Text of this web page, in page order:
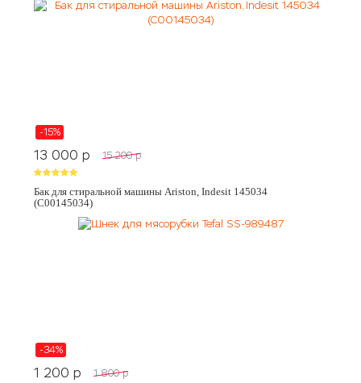
-15%
13 000 p 15 200 p
Бак для стиральной машины Ariston, Indesit 145034
(C00145034)
-34%
1 200 p 1 800 p